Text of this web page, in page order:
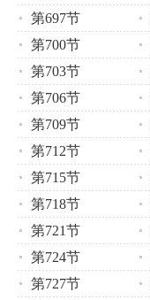
第697节
第700节
第703节
第706节
第709节
第712节
第715节
第718节
第721节
第724节
第727节